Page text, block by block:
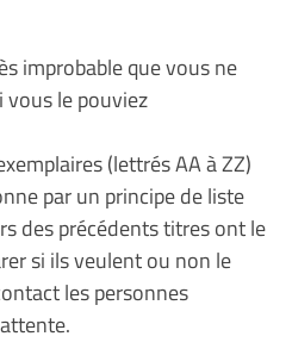
improbable que vous ne
vous le pouviez
(lettrés AA à ZZ)
par un principe de liste
des précédents titres ont le
si ils veulent ou non le
les personnes